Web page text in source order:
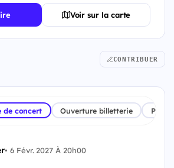
Voir sur la carte
CONTRIBUER
de concert Ouverture billetterie
• 6 Févr. 2027 À 20h00